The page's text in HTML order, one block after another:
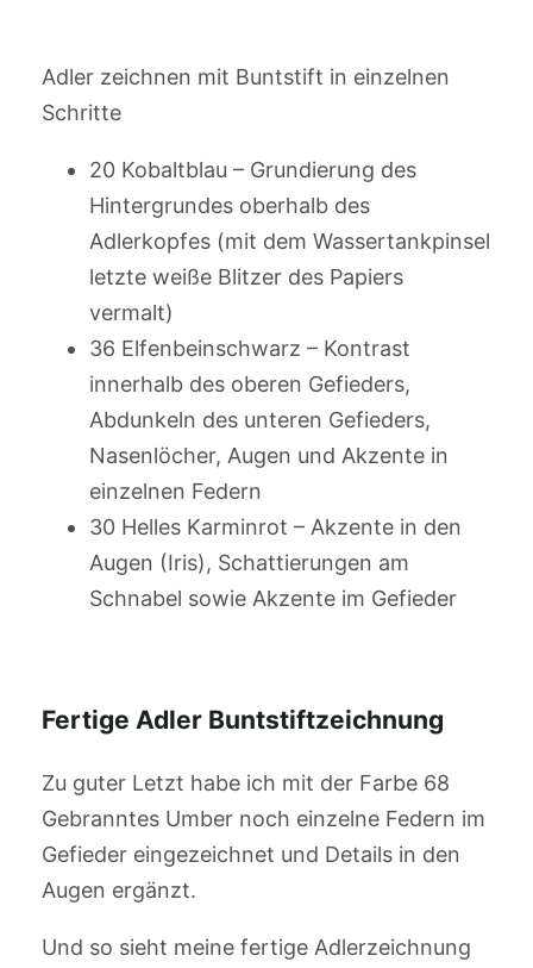
Adler zeichnen mit Buntstift in einzelnen
Schritte
20 Kobaltblau – Grundierung des
Hintergrundes oberhalb des
Adlerkopfes (mit dem Wassertankpinsel
letzte weiße Blitzer des Papiers
vermalt)
36 Elfenbeinschwarz – Kontrast
innerhalb des oberen Gefieders,
Abdunkeln des unteren Gefieders,
Nasenlöcher, Augen und Akzente in
einzelnen Federn
30 Helles Karminrot – Akzente in den
Augen (Iris), Schattierungen am
Schnabel sowie Akzente im Gefieder
Fertige Adler Buntstiftzeichnung
Zu guter Letzt habe ich mit der Farbe 68
Gebranntes Umber noch einzelne Federn im
Gefieder eingezeichnet und Details in den
Augen ergänzt.
Und so sieht meine fertige Adlerzeichnung